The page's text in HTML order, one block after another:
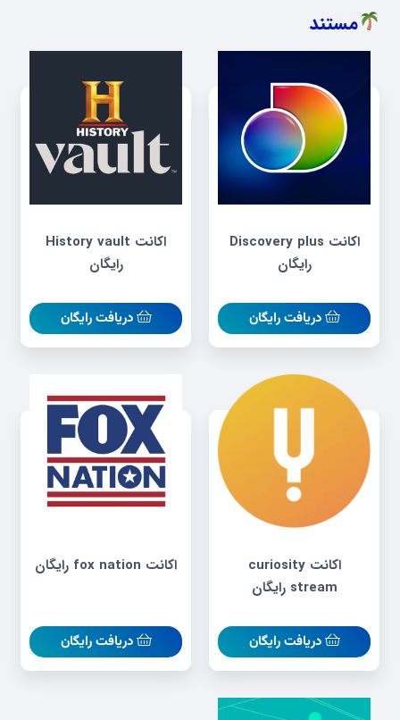
مستند
اکانت Discovery plus
رایگان
دریافت رایگان
اکانت History vault
رایگان
دریافت رایگان
اکانت curiosity
stream رایگان
دریافت رایگان
اکانت fox nation رایگان
دریافت رایگان